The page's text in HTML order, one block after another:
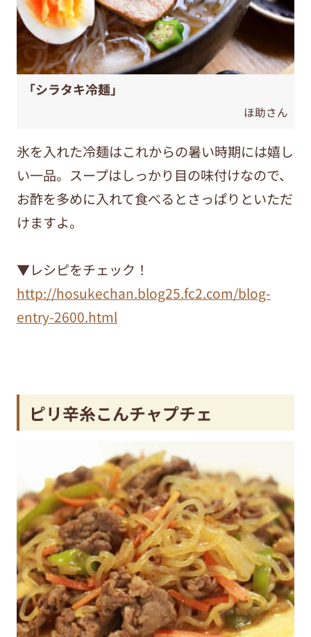
「シラタキ冷麺」
ほ助さん
氷を入れた冷麺はこれからの暑い時期には嬉し
い一品。スープはしっかり目の味付けなので、
お酢を多めに入れて食べるとさっぱりといただ
けますよ。
▼レシピをチェック！
http://hosukechan.blog25.fc2.com/blog-
entry-2600.html
ピリ辛糸こんチャプチェ